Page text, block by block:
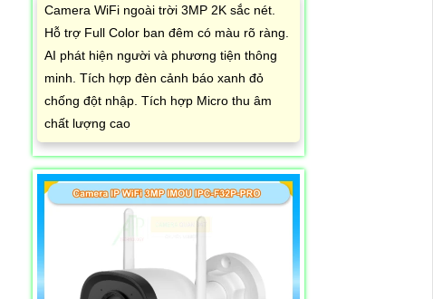
Camera WiFi ngoài trời 3MP 2K sắc nét.
Hỗ trợ Full Color ban đêm có màu rõ ràng.
AI phát hiện người và phương tiện thông
minh. Tích hợp đèn cảnh báo xanh đỏ
chống đột nhập. Tích hợp Micro thu âm
chất lượng cao